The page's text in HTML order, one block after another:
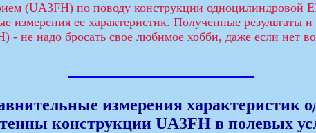
(UA3FH) по поводу конструкции одноцилиндровой
измерения ее характеристик. Полученные
- не надо бросать свое любимое хобби, даже если нет
измерения характеристик
конструкции UA3FH в полевых